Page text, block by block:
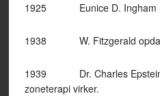
1925 Eunice D. Ingham
1938 W. Fitzgerald
1939 Dr. Charles Epstein
zoneterapi virker.